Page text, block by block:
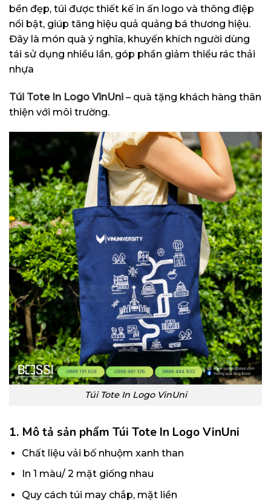
bền đẹp, túi được thiết kế in ấn logo và thông điệp
nổi bật, giúp tăng hiệu quả quảng bá thương hiệu.
Đây là món quà ý nghĩa, khuyến khích người dùng
tái sử dụng nhiều lần, góp phần giảm thiểu rác thải
nhựa
Túi Tote In Logo VinUni – quà tặng khách hàng thân
thiện với môi trường.
Túi Tote In Logo VinUni
1. Mô tả sản phẩm Túi Tote In Logo VinUni
Chất liệu vải bố nhuộm xanh than
In 1 màu/ 2 mặt giống nhau
Quy cách túi may chắp, mặt liền